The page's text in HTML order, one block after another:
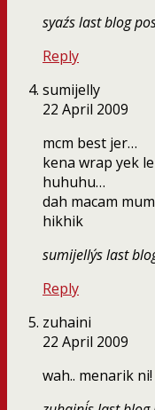
syaz´s last blog
Reply
sumijelly
22 April 2009
mcm best jer…
kena wrap yek
huhuhu…
dah macam
hikhik
sumijelly´s last
Reply
zuhaini
22 April 2009
wah.. menarik